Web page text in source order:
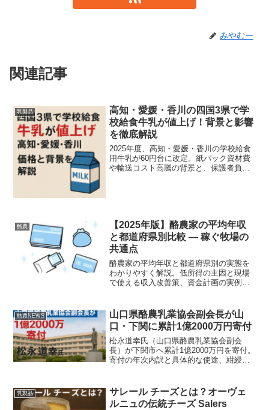
みやむー
関連記事
乳製品
高知・愛媛・香川の四国3県で学
校給食牛乳が値上げ！背景と影響
を徹底解説
2025年度、高知・愛媛・香川の学校給食
用牛乳が60円台に改定。紙パック資材費
や輸送コスト高騰の背景と、保護者負担
酪農
【2025年版】酪農家の平均年収
と都道府県別比較 — 稼ぐ牧場の
共通点
酪農家の平均年収と都道府県別の実態を
わかりやすく解説。低所得の主因と現場
で使える収入改善策、資金計画の実例、
酪農NEWS
山口県酪農乳業協会副会長が山
口・下関に累計1億2000万円寄付
松永道幸氏（山口県酪農乳業協会副会
長）が下関市へ累計1億2000万円を寄付。
寄付の年次内訳と具体的な使途、紺綬褒
乳製品
サレール チーズとは？オーヴェ
ルニュの伝統チーズ Salers